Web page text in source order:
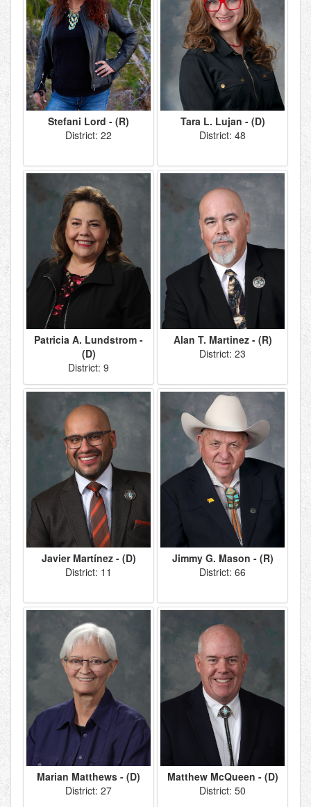
Stefani Lord - (R)
District: 22
Tara L. Lujan - (D)
District: 48
Patricia A. Lundstrom -
(D)
District: 9
Alan T. Martinez - (R)
District: 23
Javier Martínez - (D)
District: 11
Jimmy G. Mason - (R)
District: 66
Marian Matthews - (D)
District: 27
Matthew McQueen - (D)
District: 50